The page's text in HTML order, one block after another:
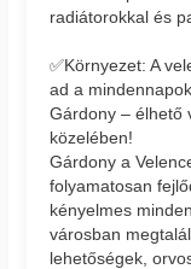
radiátorokkal és
✅Környezet: A
ad a
Gárdony – élhető
közelében!
Gárdony a
folyamatosan
kényelmes
városban
lehetőségek,